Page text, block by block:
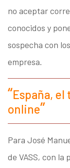
no aceptar
conocidos y
sospecha con
empresa.
España, el
online
Para José
de VASS, con la